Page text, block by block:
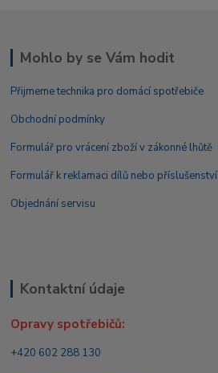
Mohlo by se Vám hodit
Přijmeme technika pro domácí spotřebiče
Obchodní podmínky
Formulář pro vrácení zboží v zákonné lhůtě
Formulář k reklamaci dílů nebo příslušenství
Objednání servisu
Kontaktní údaje
Opravy spotřebičů:
+420 602 288 130